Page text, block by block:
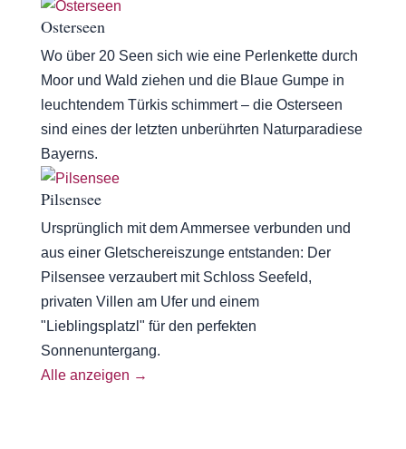
Osterseen
Wo über 20 Seen sich wie eine Perlenkette durch
Moor und Wald ziehen und die Blaue Gumpe in
leuchtendem Türkis schimmert – die Osterseen
sind eines der letzten unberührten Naturparadiese
Bayerns.
Pilsensee
Ursprünglich mit dem Ammersee verbunden und
aus einer Gletschereiszunge entstanden: Der
Pilsensee verzaubert mit Schloss Seefeld,
privaten Villen am Ufer und einem
"Lieblingsplatzl" für den perfekten
Sonnenuntergang.
Alle anzeigen →